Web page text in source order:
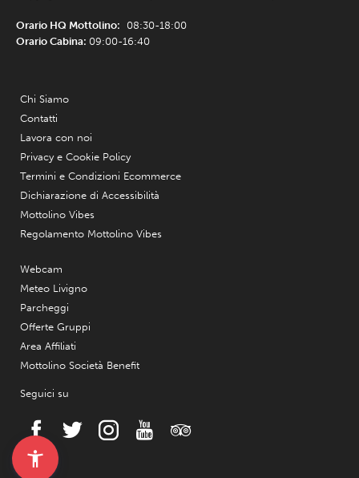
Orario HQ Mottolino: 08:30-18:00
Orario Cabina: 09:00-16:40
Chi Siamo
Contatti
Lavora con noi
Privacy e Cookie Policy
Termini e Condizioni Ecommerce
Dichiarazione di Accessibilità
Mottolino Vibes
Regolamento Mottolino Vibes
Webcam
Meteo Livigno
Parcheggi
Offerte Gruppi
Area Affiliati
Mottolino Società Benefit
Seguici su